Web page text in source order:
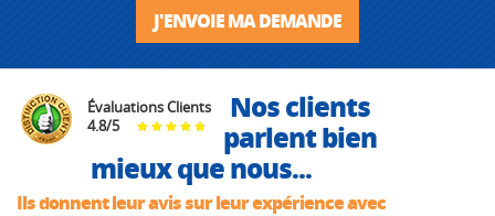
J'ENVOIE MA DEMANDE
Évaluations Clients
4.8/5
Nos clients
parlent bien
mieux que nous...
Ils donnent leur avis sur leur expérience avec